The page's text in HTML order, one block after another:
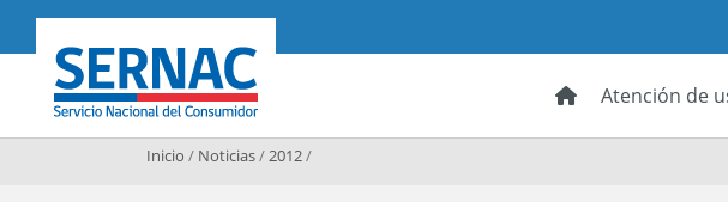
SERNAC
Atención de
Inicio / Noticias/2012/